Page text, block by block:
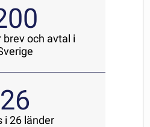
brev och avtal i
26
i 26 länder